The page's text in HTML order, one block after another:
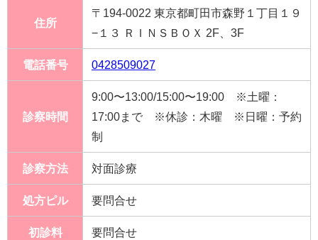
住所
〒194-0022 東京都町田市森野１丁目１９
−１３ ＲＩＮＳＢＯＸ 2F、3F
電話番号 0428509027
診察時間
9:00〜13:00/15:00〜19:00 ※土曜：
17:00まで ※休診：木曜 ※日曜：予約
制
診察方法 対面診療
処方ピル 要問合せ
初診料 要問合せ